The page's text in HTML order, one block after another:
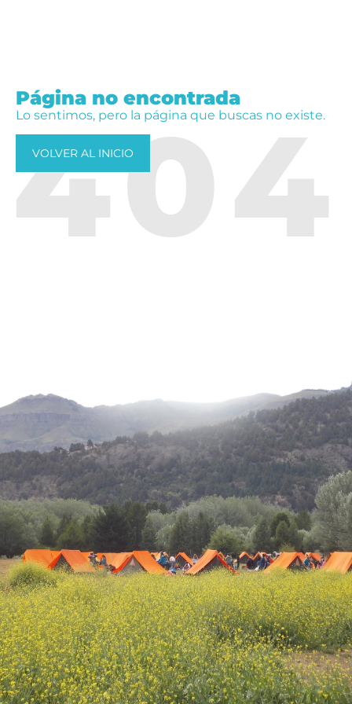
Página no encontrada
Lo sentimos, pero la página que buscas no existe.
VOLVER AL INICIO
404